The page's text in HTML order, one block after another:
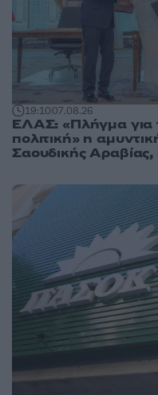
19:1007.08.26
ΕΛΑΣ: «Πλήγμα για
πολιτική» η
Σαουδικής